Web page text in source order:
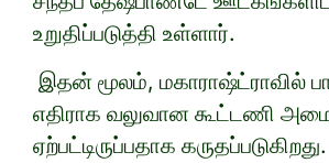
உறுதிப்படுத்தி உள்ளார்.
இதன் மூலம், மகாராஷ்ட்ராவில்
எதிராக வலுவான கூட்டணி
ஏற்பட்டிருப்பதாக கருதப்படுகிறது.